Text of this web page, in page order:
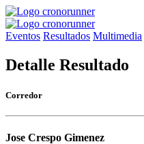
Eventos Resultados Multimedia
Detalle Resultado
Corredor
Jose Crespo Gimenez